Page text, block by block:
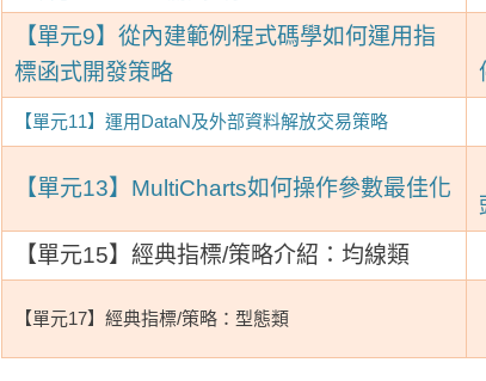
【單元9】從內建範例程式碼學如何運用指
標函式開發策略
【單元11】運用DataN及外部資料解放交易策略
【單元13】MultiCharts如何操作參數最佳化
【單元15】 經典指標/策略介紹：均線類
【單元17】經典指標/策略：型態類